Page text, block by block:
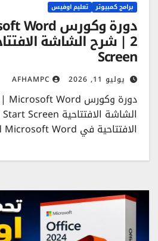
برامج كمبيوتر تعليم اوفيس
Screen
يوليو 11, 2026 AFHAMPC
الافتتاحية في Microsoft Word للمبتدئين…